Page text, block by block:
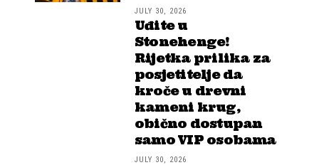
JULY 30, 2026
Uđite u
Stonehenge!
Rijetka prilika za
posjetitelje da
kroče u drevni
kameni krug,
obično dostupan
samo VIP osobama
JULY 30, 2026